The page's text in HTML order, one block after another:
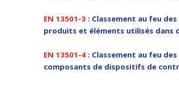
EN 13501-3 : Classement au feu
produits et éléments utilisés dans
EN 13501-4 : Classement au feu
composants de dispositifs de